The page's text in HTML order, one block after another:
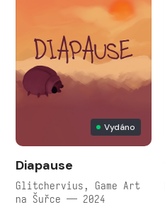
Vydáno
Diapause
Glitchervius, Game Art
na Šuřce — 2024